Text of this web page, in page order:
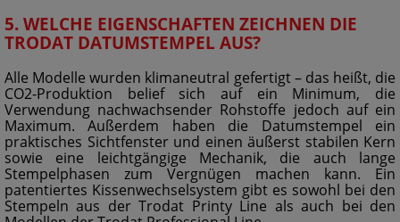
5. WELCHE EIGENSCHAFTEN ZEICHNEN DIE
TRODAT DATUMSTEMPEL AUS?
Alle Modelle wurden klimaneutral gefertigt – das heißt, die
CO2-Produktion belief sich auf ein Minimum, die
Verwendung nachwachsender Rohstoffe jedoch auf ein
Maximum. Außerdem haben die Datumstempel ein
praktisches Sichtfenster und einen äußerst stabilen Kern
sowie eine leichtgängige Mechanik, die auch lange
Stempelphasen zum Vergnügen machen kann. Ein
patentiertes Kissenwechselsystem gibt es sowohl bei den
Stempeln aus der Trodat Printy Line als auch bei den